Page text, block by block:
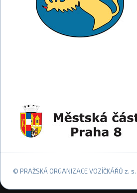
© PRAŽSKÁ ORGANIZACE VOZÍČKÁŘŮ z. s. |